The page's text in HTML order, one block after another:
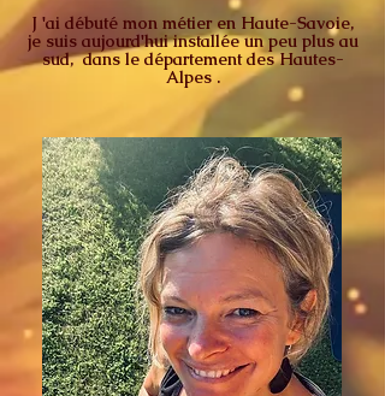
J 'ai débuté mon métier en Haute-Savoie,
je suis aujourd'hui installée un peu plus au
sud, dans le département des Hautes-
Alpes .